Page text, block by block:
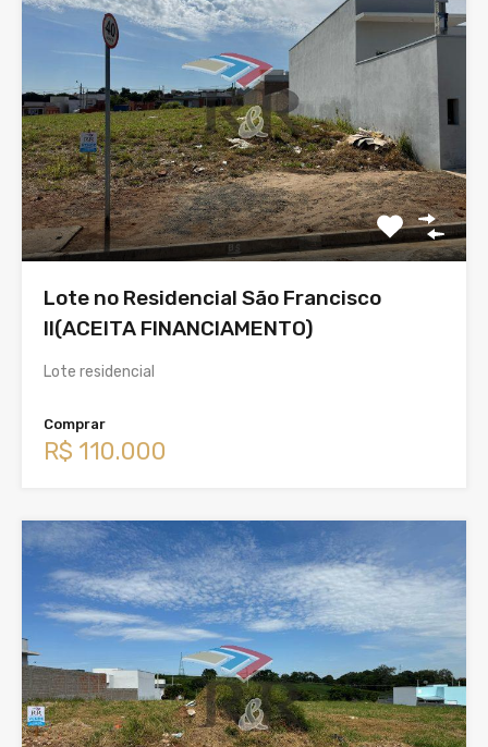
Lote no Residencial São Francisco
II(ACEITA FINANCIAMENTO)
Lote residencial
Comprar
R$ 110.000